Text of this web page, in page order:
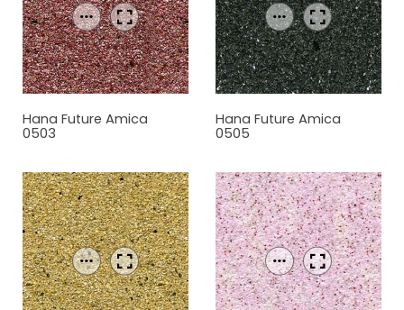
Hana Future Amica
0503
Hana Future Amica
0505